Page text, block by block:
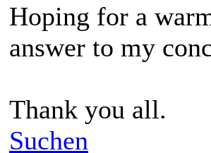
Hoping for a
answer to my
Thank you all.
Suchen